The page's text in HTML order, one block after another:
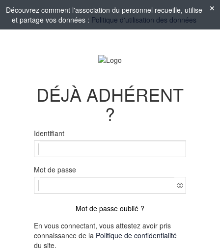
Découvrez comment l'association du personnel recueille, utilise
et partage vos données : Politique d'utilisation des données
DÉJÀ ADHÉRENT
?
Identifiant
Mot de passe
Mot de passe oublié ?
En vous connectant, vous attestez avoir pris
connaissance de la Politique de confidentialité
du site.